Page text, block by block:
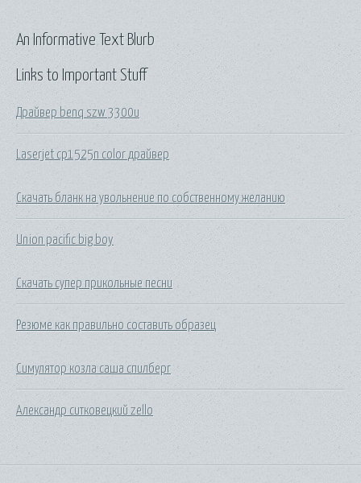
Links to Important Stuff
Драйвер benq szw 3300u
Laserjet cp1525n color драйвер
Скачать бланк на увольнение по собственному желанию
Union pacific big boy
Скачать супер прикольные песни
Резюме как правильно составить образец
Симулятор козла саша спилберг
Александр ситковецкий zello
An Informative Text Blurb